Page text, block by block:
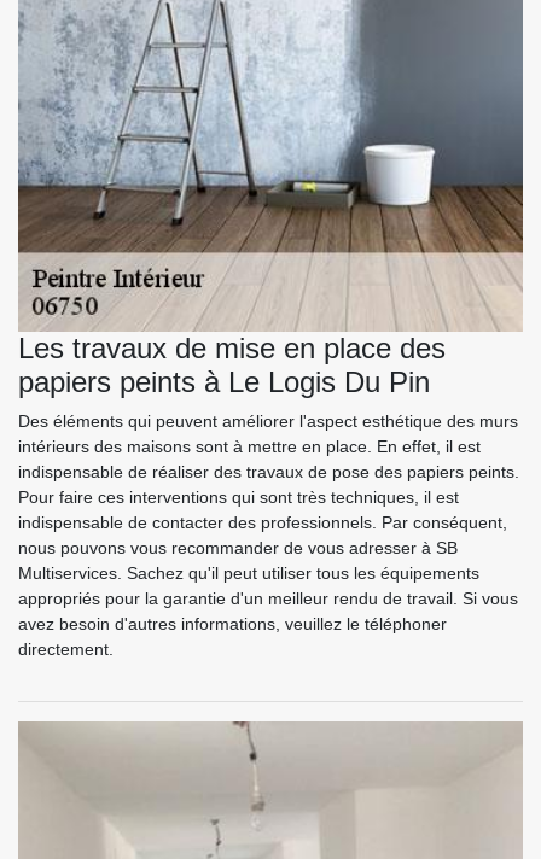
Les travaux de mise en place des
papiers peints à Le Logis Du Pin
Des éléments qui peuvent améliorer l'aspect esthétique des murs
intérieurs des maisons sont à mettre en place. En effet, il est
indispensable de réaliser des travaux de pose des papiers peints.
Pour faire ces interventions qui sont très techniques, il est
indispensable de contacter des professionnels. Par conséquent,
nous pouvons vous recommander de vous adresser à SB
Multiservices. Sachez qu'il peut utiliser tous les équipements
appropriés pour la garantie d'un meilleur rendu de travail. Si vous
avez besoin d'autres informations, veuillez le téléphoner
directement.